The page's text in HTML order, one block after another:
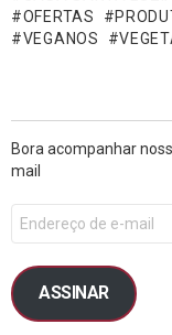
OFERTAS
VEGANOS
Bora acompanhar
mail
ASSINAR